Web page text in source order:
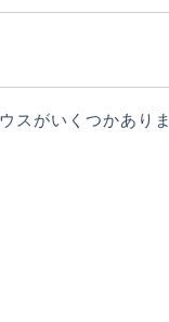
スがいくつかありま